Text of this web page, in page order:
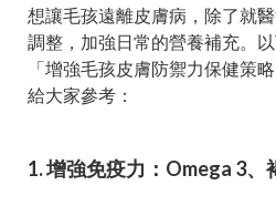
想讓毛孩遠離皮膚病，除了就
調整，加強日常的營養補充。
「增強毛孩皮膚防禦力保健策
給大家參考：
1. 增強免疫力：Omega 3、